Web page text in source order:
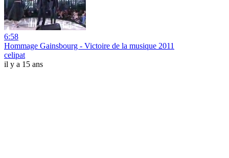
6:58
Hommage Gainsbourg - Victoire de la musique 2011
celipat
il y a 15 ans